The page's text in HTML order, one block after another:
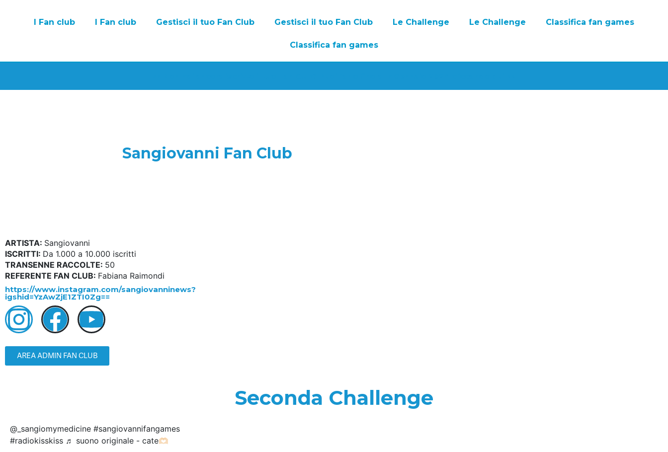
I Fan club I Fan club Gestisci il tuo Fan Club Gestisci il tuo Fan Club Le Challenge Le Challenge Classifica fan games
Classifica fan games
Sangiovanni Fan Club
ARTISTA: Sangiovanni
ISCRITTI: Da 1.000 a 10.000 iscritti
TRANSENNE RACCOLTE: 50
REFERENTE FAN CLUB: Fabiana Raimondi
https://www.instagram.com/sangiovanninews?
igshid=YzAwZjE1ZTI0Zg==
AREA ADMIN FAN CLUB
Seconda Challenge
@_sangiomymedicine #sangiovannifangames
#radiokisskiss ♬ suono originale - cate🫶🏻